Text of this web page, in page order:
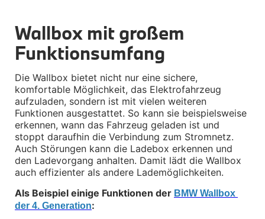
Winterkompletträder
Sommerkompletträder
Räderzubehör
Reifen
Sicherheit
BMW i3 Zubehör
e-Mobilität
Transport & Gepäck
Exterieur
Interieur
Navigation Update
Kommunikation & Information
Sommerkompletträder
Räderzubehör
Wallbox mit großem
Funktionsumfang
Die Wallbox bietet nicht nur eine sichere,
komfortable Möglichkeit, das Elektrofahrzeug
aufzuladen, sondern ist mit vielen weiteren
Funktionen ausgestattet. So kann sie beispielsweise
erkennen, wann das Fahrzeug geladen ist und
stoppt daraufhin die Verbindung zum Stromnetz.
Auch Störungen kann die Ladebox erkennen und
den Ladevorgang anhalten. Damit lädt die Wallbox
auch effizienter als andere Lademöglichkeiten.
Als Beispiel einige Funktionen der BMW Wallbox
der 4. Generation: